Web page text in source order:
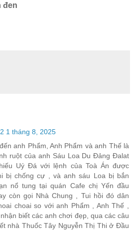
đen
1 tháng 8, 2025
anh Phẩm, Anh Phẩm và anh Thế là
ruột của anh Sáu Loa Du Đảng Đalat
Uý Đá với lệnh của Toà Án được
bị chống cự , và anh sáu Loa bị bắn
nổ tung tại quán Cafe chị Yến đầu
còn gọi Nhà Chung , Tui hồi đó dân
choai so với anh Phẩm , Anh Thế ,
biết các anh chơi đẹp, qua các câu
nhà Thuốc Tây Nguyễn Thị Thi ở Đầu